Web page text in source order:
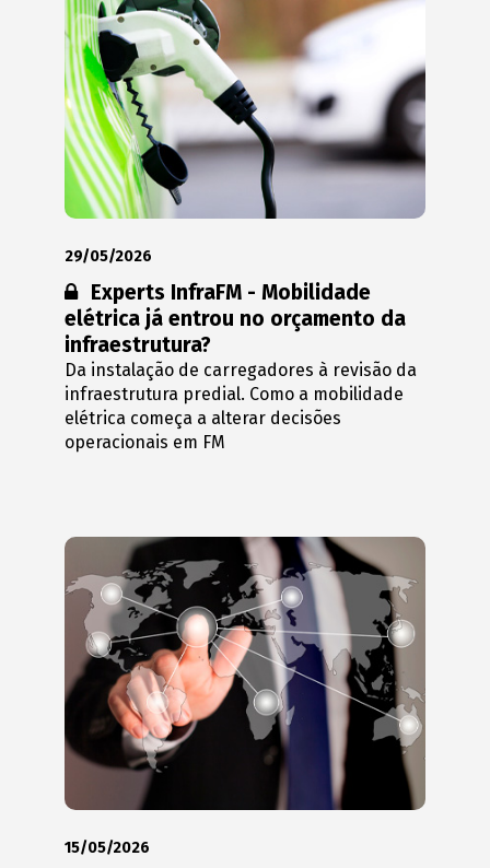
29/05/2026
Conteúdo restrito:
Experts InfraFM - Mobilidade
elétrica já entrou no orçamento da
infraestrutura?
Da instalação de carregadores à revisão da
infraestrutura predial. Como a mobilidade
elétrica começa a alterar decisões
operacionais em FM
15/05/2026